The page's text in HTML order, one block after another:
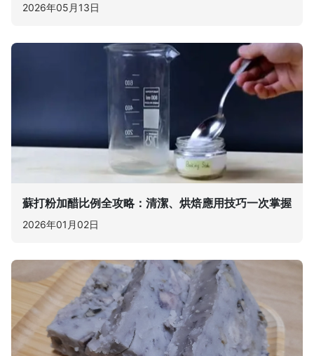
2026年05月13日
蘇打粉加醋比例全攻略：清潔、烘焙應用技巧一次掌握
2026年01月02日